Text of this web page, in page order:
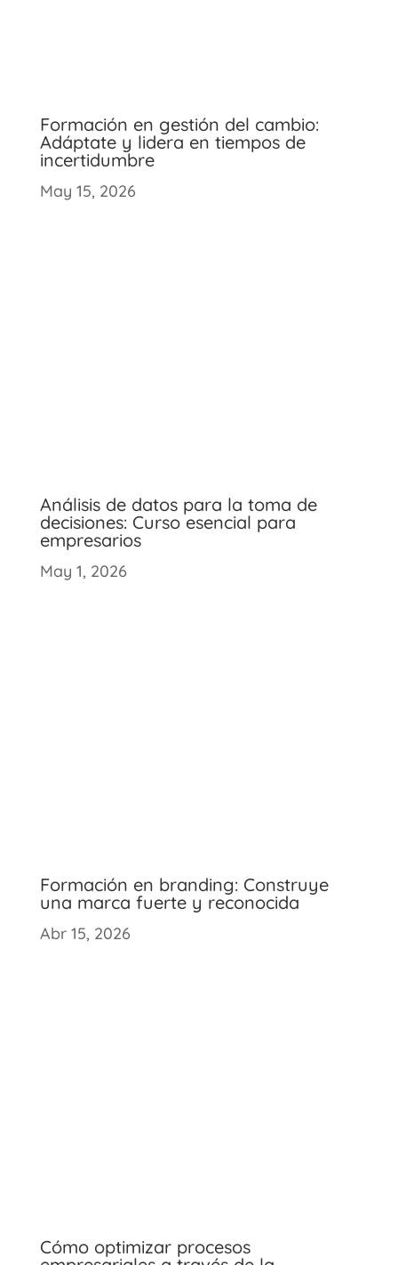
Formación en gestión del cambio:
Adáptate y lidera en tiempos de
incertidumbre
May 15, 2026
Análisis de datos para la toma de
decisiones: Curso esencial para
empresarios
May 1, 2026
Formación en branding: Construye
una marca fuerte y reconocida
Abr 15, 2026
Cómo optimizar procesos